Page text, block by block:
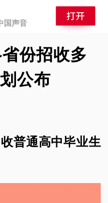
国声音
份招收多
公布
普通高中毕业生